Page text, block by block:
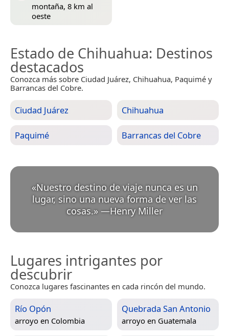
montaña, 8 km al
oeste
Estado de Chihuahua: Destinos
destacados
Conozca más sobre Ciudad Juárez, Chihuahua, Paquimé y
Barrancas del Cobre.
Ciudad Juárez Chihuahua
Paquimé Barrancas del Cobre
«Nuestro destino de viaje nunca es un
lugar, sino una nueva forma de ver las
cosas.» —Henry Miller
Lugares intrigantes por
descubrir
Conozca lugares fascinantes en cada rincón del mundo.
Río Opón
arroyo en Colombia
Quebrada San Antonio
arroyo en Guatemala